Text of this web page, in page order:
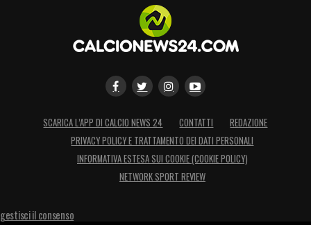
SCARICA L’APP DI CALCIO NEWS 24 CONTATTI
REDAZIONE
PRIVACY POLICY E TRATTAMENTO DEI DATI PERSONALI
INFORMATIVA ESTESA SUI COOKIE (COOKIE POLICY)
NETWORK SPORT REVIEW
gestisci il consenso